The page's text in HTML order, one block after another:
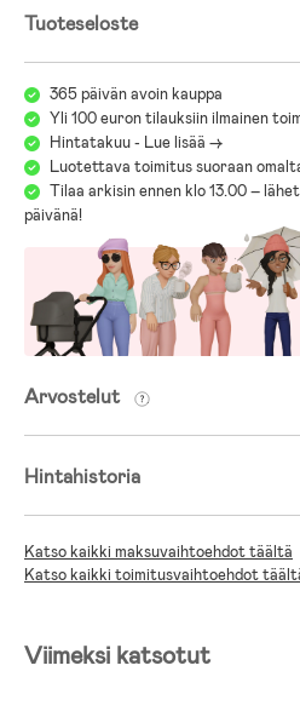
Tuoteseloste
365 päivän avoin kauppa
Yli 100 euron tilauksiin ilmainen
Hintatakuu - Lue lisää ->
Luotettava toimitus suoraan
Tilaa arkisin ennen klo 13.00 –
päivänä!
Arvostelut
Hintahistoria
Katso kaikki maksuvaihtoehdot täältä
Katso kaikki toimitusvaihtoehdot
Viimeksi katsotut